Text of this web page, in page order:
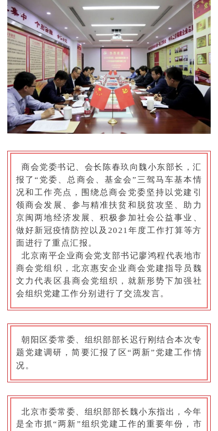
商会党委书记、会长陈春玖向魏小东部长，汇
报了“党委、总商会、基金会”三驾马车基本情
况和工作亮点，围绕总商会党委坚持以党建引
领商会发展、参与精准扶贫和脱贫攻坚、助力
京闽两地经济发展、积极参加社会公益事业、
做好新冠疫情防控以及2021年度工作打算等方
面进行了重点汇报。
北京南平企业商会党支部书记廖鸿程代表地市
商会党组织，北京惠安企业商会党建指导员魏
文力代表区县商会党组织，就新形势下加强社
会组织党建工作分别进行了交流发言。
朝阳区委常委、组织部部长迟行刚结合本次专
题党建调研，简要汇报了区“两新”党建工作情
况。
北京市委常委、组织部部长魏小东指出，今年
是全市抓“两新”组织党建工作的重要年份，市